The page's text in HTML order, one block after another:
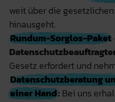
weit über die
hinausgeht.
Rundum-Sorglos-Paket
Gesetz erfordert und
Datenschutzberatung
einer Hand: Bei uns